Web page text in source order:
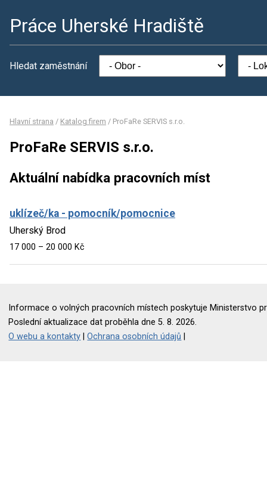
Práce Uherské Hradiště
Hledat zaměstnání
Hlavní strana / Katalog firem / ProFaRe SERVIS s.r.o.
ProFaRe SERVIS s.r.o.
Aktuální nabídka pracovních míst
uklízeč/ka - pomocník/pomocnice
Uherský Brod
17 000 – 20 000 Kč
Informace o volných pracovních místech poskytuje Ministerstvo
Poslední aktualizace dat proběhla dne 5. 8. 2026.
O webu a kontakty |Ochrana osobních údajů